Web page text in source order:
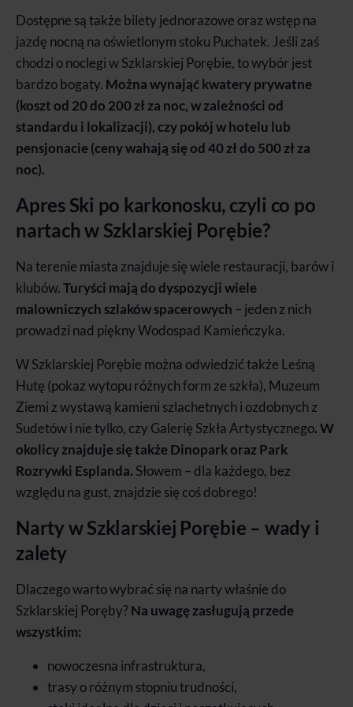
Dostępne są także bilety jednorazowe oraz wstęp na
jazdę nocną na oświetlonym stoku Puchatek. Jeśli zaś
chodzi o noclegi w Szklarskiej Porębie, to wybór jest
bardzo bogaty. Można wynająć kwatery prywatne
(koszt od 20 do 200 zł za noc, w zależności od
standardu i lokalizacji), czy pokój w hotelu lub
pensjonacie (ceny wahają się od 40 zł do 500 zł za
noc).
Apres Ski po karkonosku, czyli co po
nartach w Szklarskiej Porębie?
Na terenie miasta znajduje się wiele restauracji, barów i
klubów.Turyści mają do dyspozycji wiele
malowniczych szlaków spacerowych – jeden z nich
prowadzi nad piękny Wodospad Kamieńczyka.
W Szklarskiej Porębie można odwiedzić także Leśną
Hutę (pokaz wytopu różnych form ze szkła), Muzeum
Ziemi z wystawą kamieni szlachetnych i ozdobnych z
Sudetów i nie tylko, czy Galerię Szkła Artystycznego. W
okolicy znajduje się także Dinopark oraz Park
Rozrywki Esplanda. Słowem – dla każdego, bez
względu na gust, znajdzie się coś dobrego!
Narty w Szklarskiej Porębie – wady i
zalety
Dlaczego warto wybrać się na narty właśnie do
Szklarskiej Poręby? Na uwagę zasługują przede
wszystkim:
nowoczesna infrastruktura,
trasy o różnym stopniu trudności,